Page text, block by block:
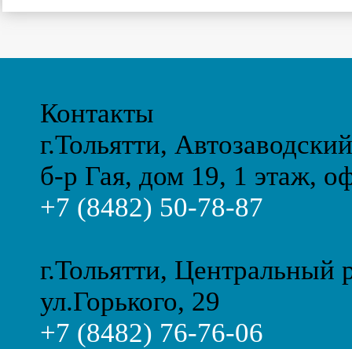
Контакты
г.Тольятти,
б-р Гая, дом 19, 1 этаж,
+7 (8482) 50-78-87
г.Тольятти, Центральный
ул.Горького, 29
+7 (8482) 76-76-06